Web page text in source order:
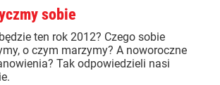
sobie
ten rok 2012? Czego sobie
o czym marzymy? A noworoczne
Tak odpowiedzieli nasi